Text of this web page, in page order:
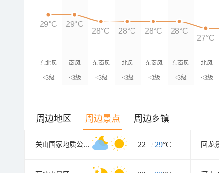
东北风
<3级
南风
<3级
东南风
<3级
北风
<3级
东南风
<3级
东南风
<3级
北风
<3级
29°C
29°C
28°C
28°C 28°C
28°C
27°C
周边地区 周边景点 周边乡镇
关山国家地质公园八里沟园区 22 / 29°C 回龙